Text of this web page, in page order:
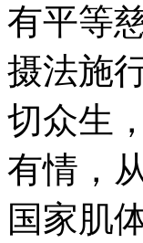
有平等
摄法施
切众生
有情，
国家肌